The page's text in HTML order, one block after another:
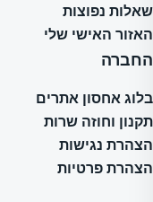
שאלות נפוצות
האזור האישי שלי
החברה
בלוג אחסון אתרים
תקנון וחוזה שרות
הצהרת נגישות
הצהרת פרטיות